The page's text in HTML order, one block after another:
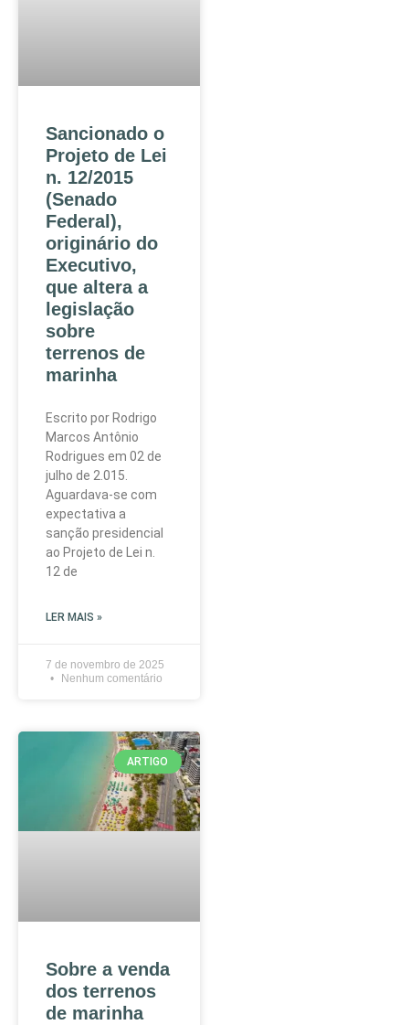
Sancionado o
Projeto de Lei
n. 12/2015
(Senado
Federal),
originário do
Executivo,
que altera a
legislação
sobre
terrenos de
marinha
Escrito por Rodrigo
Marcos Antônio
Rodrigues em 02 de
julho de 2.015.
Aguardava-se com
expectativa a
sanção presidencial
ao Projeto de Lei n.
12 de
LER MAIS »
7 de novembro de 2025
Nenhum comentário
ARTIGO
Sobre a venda
dos terrenos
de marinha